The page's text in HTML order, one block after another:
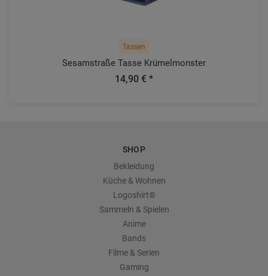
Tassen
Sesamstraße Tasse Krümelmonster
14,90 € *
SHOP
Bekleidung
Küche & Wohnen
Logoshirt®
Sammeln & Spielen
Anime
Bands
Filme & Serien
Gaming